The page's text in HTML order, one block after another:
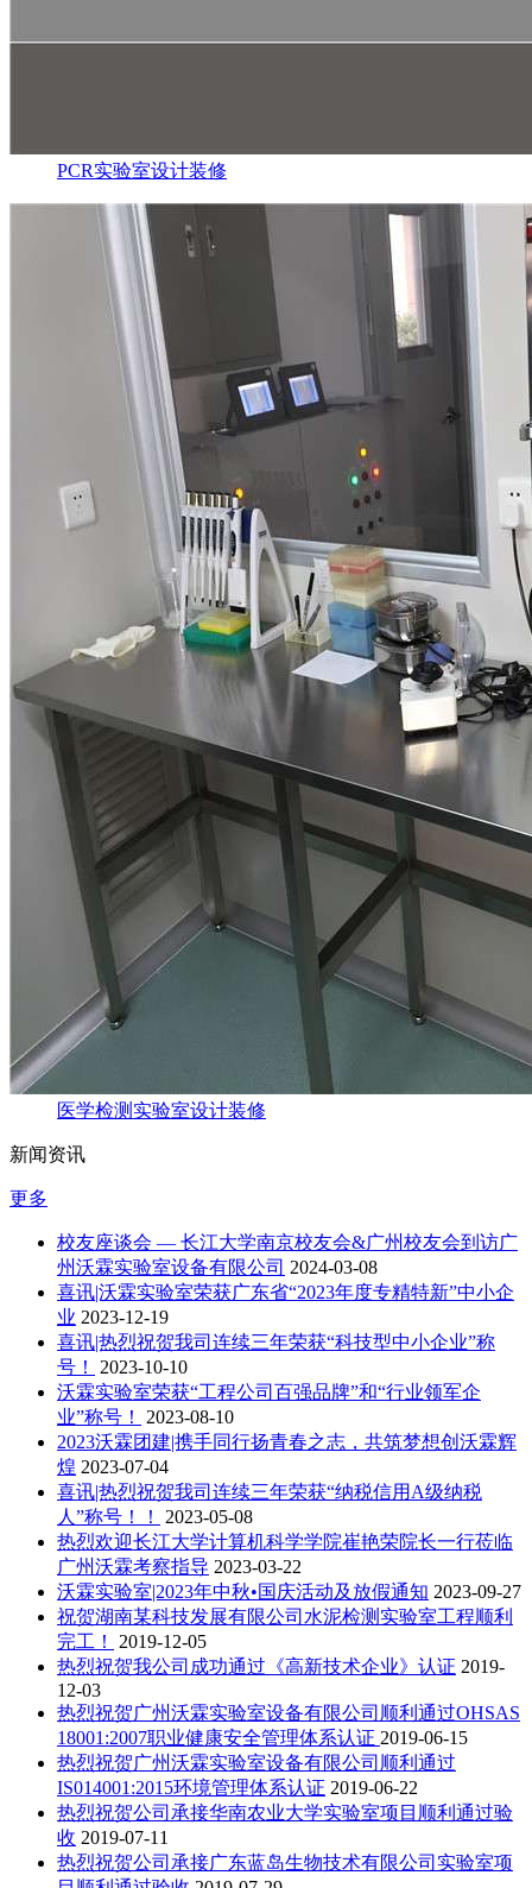
PCR实验室设计装修
医学检测实验室设计装修
新闻资讯
更多
校友座谈会 — 长江大学南京校友会&广州校友会到访广
州沃霖实验室设备有限公司 2024-03-08
喜讯|沃霖实验室荣获广东省“2023年度专精特新”中小企
业 2023-12-19
喜讯|热烈祝贺我司连续三年荣获“科技型中小企业”称
号！
2023-10-10
沃霖实验室荣获“工程公司百强品牌”和“行业领军企
业”称号！
2023-08-10
2023沃霖团建|携手同行扬青春之志，共筑梦想创沃霖辉
煌 2023-07-04
喜讯|热烈祝贺我司连续三年荣获“纳税信用A级纳税
人”称号！！
2023-05-08
热烈欢迎长江大学计算机科学学院崔艳荣院长一行莅临
广州沃霖考察指导 2023-03-22
沃霖实验室|2023年中秋•国庆活动及放假通知 2023-09-27
祝贺湖南某科技发展有限公司水泥检测实验室工程顺利
完工！
2019-12-05
热烈祝贺我公司成功通过《高新技术企业》认证 2019-
12-03
热烈祝贺广州沃霖实验室设备有限公司顺利通过OHSAS
18001:2007职业健康安全管理体系认证 2019-06-15
热烈祝贺广州沃霖实验室设备有限公司顺利通过
IS014001:2015环境管理体系认证 2019-06-22
热烈祝贺公司承接华南农业大学实验室项目顺利通过验
收 2019-07-11
热烈祝贺公司承接广东蓝岛生物技术有限公司实验室项